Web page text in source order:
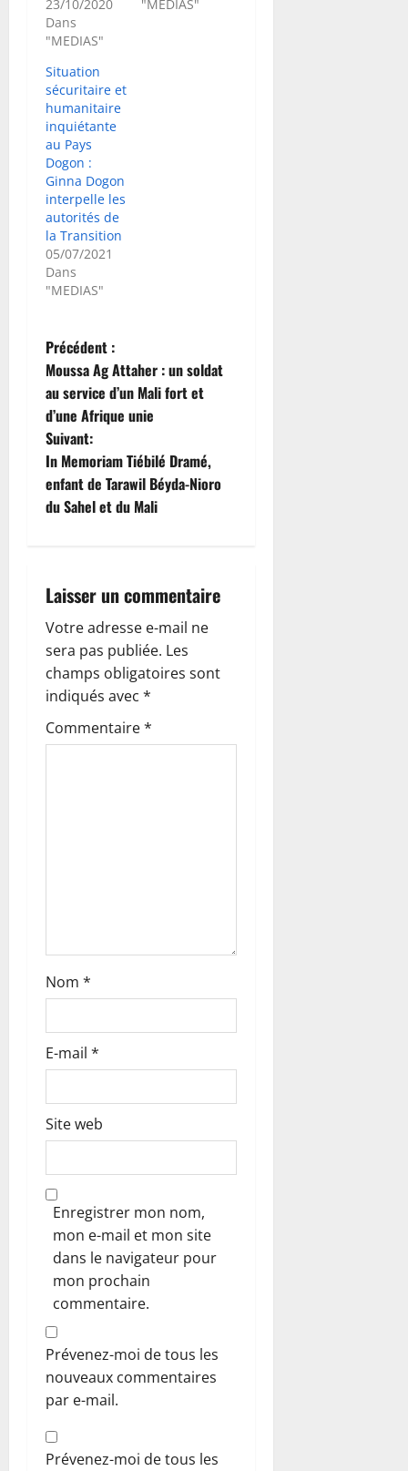
23/10/2020
Dans
"MEDIAS"
"MEDIAS"
Situation
sécuritaire et
humanitaire
inquiétante
au Pays
Dogon :
Ginna Dogon
interpelle les
autorités de
la Transition
05/07/2021
Dans
"MEDIAS"
N
a
v
i
g
t
i
o
n
d
c
l
e
Précédent :
Moussa Ag Attaher : un soldat
au service d’un Mali fort et
d’une Afrique unie
Suivant:
In Memoriam Tiébilé Dramé,
enfant de Tarawil Béyda-Nioro
du Sahel et du Mali
Laisser un commentaire
Votre adresse e-mail ne
sera pas publiée. Les
champs obligatoires sont
indiqués avec *
Commentaire*
Nom *
E-mail *
Site web
Enregistrer mon nom,
mon e-mail et mon site
dans le navigateur pour
mon prochain
commentaire.
Prévenez-moi de tous les
nouveaux commentaires
par e-mail.
Prévenez-moi de tous les